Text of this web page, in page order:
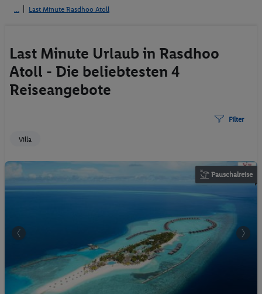
Last Minute Rasdhoo Atoll
Last Minute Urlaub in Rasdhoo
Atoll - Die beliebtesten 4
Reiseangebote
Filter
Villa
Pauschalreise